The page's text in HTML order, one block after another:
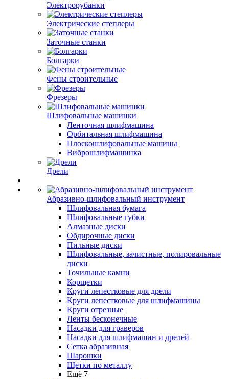
Электрорубанки
Электрические степлеры
Заточные станки
Болгарки
Фены строительные
Фрезеры
Шлифовальные машинки
Ленточная шлифмашина
Орбитальная шлифмашина
Плоскошлифовальные машины
Виброшлифмашинка
Дрели
Абразивно-шлифовальный инструмент
Шлифовальная бумага
Шлифовальные губки
Алмазные диски
Обдирочные диски
Пильные диски
Шлифовальные, зачистные, полировальные
диски
Точильные камни
Корщетки
Круги лепестковые для дрели
Круги лепестковые для шлифмашины
Круги отрезные
Ленты бесконечные
Насадки для граверов
Насадки для шлифмашин и дрелей
Сетка абразивная
Шарошки
Щетки по металлу
Ещё 7